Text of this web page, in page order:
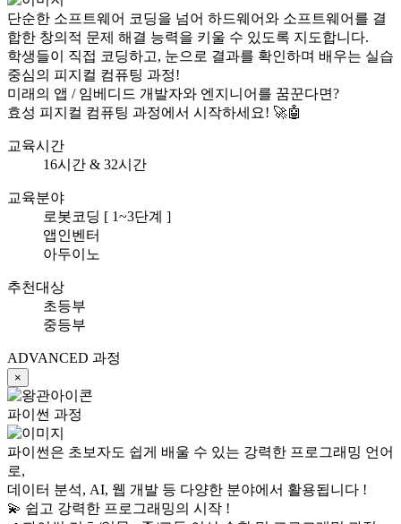
단순한 소프트웨어 코딩을 넘어 하드웨어와 소프트웨어를 결
합한 창의적 문제 해결 능력을 키울 수 있도록 지도합니다.
학생들이 직접 코딩하고, 눈으로 결과를 확인하며 배우는 실습
중심의 피지컬 컴퓨팅 과정!
미래의 앱 / 임베디드 개발자와 엔지니어를 꿈꾼다면?
효성 피지컬 컴퓨팅 과정에서 시작하세요! 🚀🤖
교육시간
16시간 & 32시간
교육분야
로봇코딩 [ 1~3단계 ]
앱인벤터
아두이노
추천대상
초등부
중등부
ADVANCED 과정
×
파이썬 과정
파이썬은 초보자도 쉽게 배울 수 있는 강력한 프로그래밍 언어
로,
데이터 분석, AI, 웹 개발 등 다양한 분야에서 활용됩니다 !
💫 쉽고 강력한 프로그래밍의 시작 !